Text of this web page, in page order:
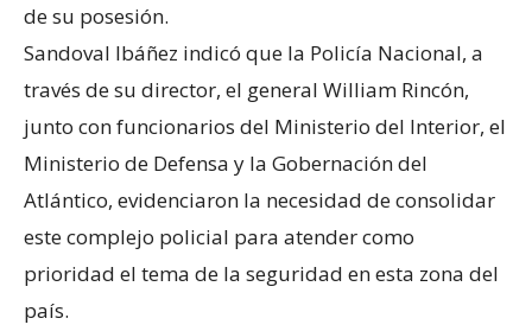
de su posesión.
Sandoval Ibáñez indicó que la Policía Nacional, a
través de su director, el general William Rincón,
junto con funcionarios del Ministerio del Interior, el
Ministerio de Defensa y la Gobernación del
Atlántico, evidenciaron la necesidad de consolidar
este complejo policial para atender como
prioridad el tema de la seguridad en esta zona del
país.